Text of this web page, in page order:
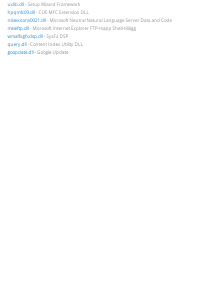
uxlib.dll- Setup Wizard Framework
hpqmfc09.dll- CUE MFC Extension DLL
nlslexicons0021.dll- Microsoft Neutral Natural Language Server Data and Code
msieftp.dll- Microsoft Internet Explorer FTP-mapp Shell-tillägg
wmalfxgfxdsp.dll- SysFx DSP
query.dll- Content Index Utility DLL
goopdate.dll- Google Update